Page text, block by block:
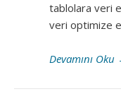
tablolara veri
veri optimize
Devamını Oku